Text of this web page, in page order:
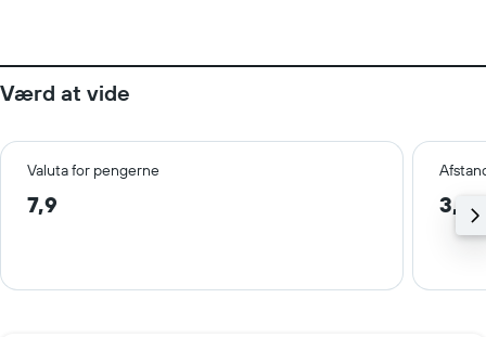
Værd at vide
Valuta for pengerne
7,9 3,2